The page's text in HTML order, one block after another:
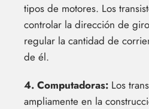
tipos de motores. Los
controlar la dirección de
regular la cantidad de
de él.
4. Computadoras: Los
ampliamente en la